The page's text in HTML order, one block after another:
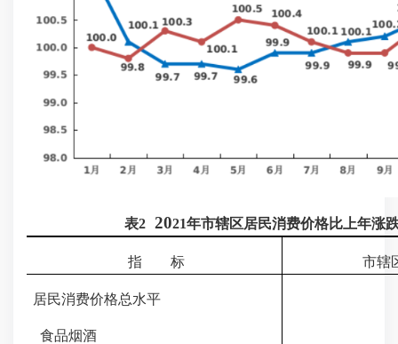
表22021年市辖区居民消费价格比上年涨
指 标 市辖
居民消费价格总水平
食品烟酒